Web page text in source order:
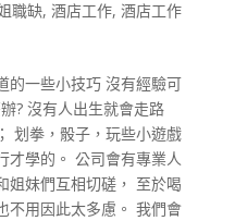
職缺, 酒店工作, 酒店工作
的一些小技巧 沒有經驗可
? 沒有人出生就會走路
划拳，骰子，玩些小遊戲
才學的。 公司會有專業人
姐妹們互相切磋， 至於喝
不用因此太多慮。 我們會